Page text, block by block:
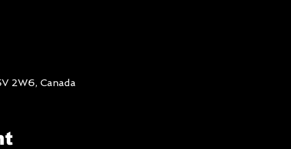
2W6, Canada